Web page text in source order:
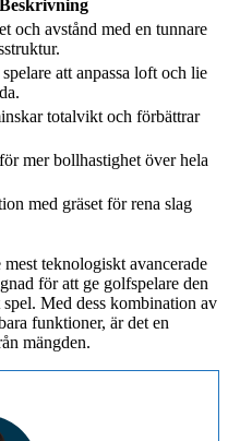
Beskrivning
och avstånd med en tunnare
att anpassa loft och lie
totalvikt och förbättrar
mer bollhastighet över hela
med gräset för rena slag
teknologiskt avancerade
för att ge golfspelare den
Med dess kombination av
funktioner, är det en
mängden.